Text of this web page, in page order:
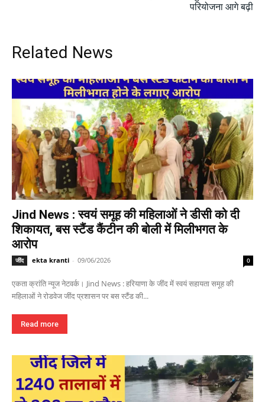
परियोजना आगे बढ़ी
Related News
Jind News : स्वयं समूह की महिलाओं ने डीसी को दी
शिकायत, बस स्टैंड कैंटीन की बोली में मिलीभगत के
आरोप
जींद ekta kranti - 09/06/2026 0
एकता क्रांति न्यूज नेटवर्क। Jind News : हरियाणा के जींद में स्वयं सहायता समूह की
महिलाओं ने रोडवेज जींद प्रशासन पर बस स्टैंड की...
Read more